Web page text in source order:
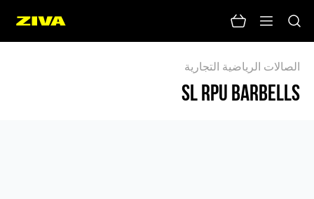
الصالات الرياضية التجارية
SL RPU BARBELLS